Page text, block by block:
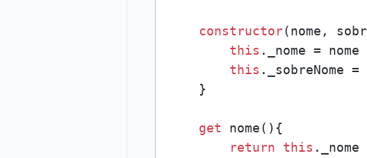
constructor(nome,
this ._nome = nome
this ._sobreNome =
    }
get nome(){
return
this ._nome